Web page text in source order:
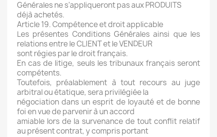
Générales ne s’appliqueront pas aux PRODUITS
déjà achetés.
Article 19. Compétence et droit applicable
Les présentes Conditions Générales ainsi que les
relations entre le CLIENT et le VENDEUR
sont régies par le droit français.
En cas de litige, seuls les tribunaux français seront
compétents.
Toutefois, préalablement à tout recours au juge
arbitral ou étatique, sera privilégiée la
négociation dans un esprit de loyauté et de bonne
foi en vue de parvenir à un accord
amiable lors de la survenance de tout conflit relatif
au présent contrat, y compris portant